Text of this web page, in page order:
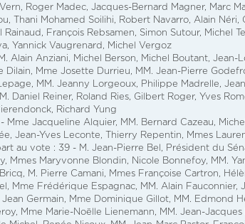
Roger Madec, Jacques-Bernard Magner, Marc
Thani Mohamed Soilihi, Robert Navarro, Alain Néri,
Rainaud, François Rebsamen, Simon Sutour, Michel
Yannick Vaugrenard, Michel Vergoz
Alain Anziani, Michel Berson, Michel Boutant, Jean-
Dilain, Mme Josette Durrieu, MM. Jean-Pierre
MM. Jeanny Lorgeoux, Philippe Madrelle,
Daniel Reiner, Roland Ries, Gilbert Roger, Yves
Richard Yung
Mme Jacqueline Alquier, MM. Bernard Cazeau,
Jean-Yves Leconte, Thierry Repentin, Mmes
au vote : 39 - M. Jean-Pierre Bel, Président du
Mmes Maryvonne Blondin, Nicole Bonnefoy, MM.
M. Pierre Camani, Mmes Françoise Cartron,
Mme Frédérique Espagnac, MM. Alain Fauconnier,
Germain, Mme Dominique Gillot, MM. Edmond
Mme Marie-Noëlle Lienemann, MM. Jean-